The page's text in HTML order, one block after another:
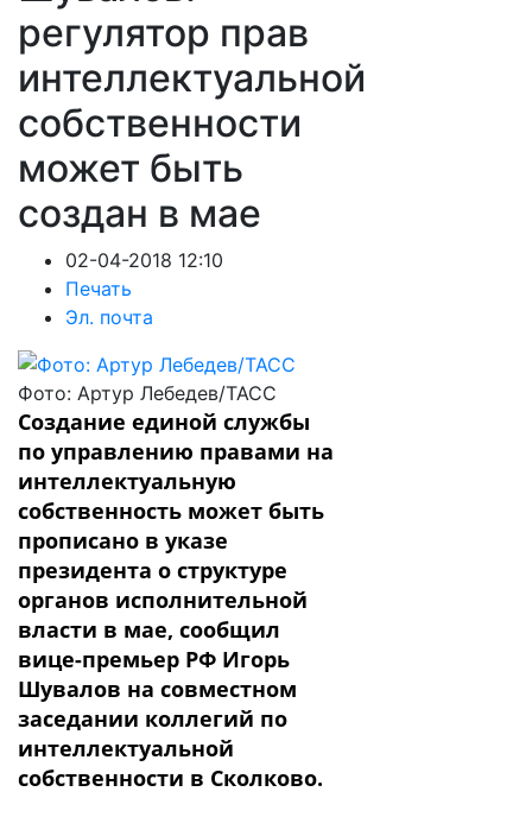
регулятор прав
интеллектуальной
собственности
может быть
создан в мае
02-04-2018 12:10
Печать
Эл. почта
Фото: Артур Лебедев/ТАСС
Создание единой службы
по управлению правами на
интеллектуальную
собственность может быть
прописано в указе
президента о структуре
органов исполнительной
власти в мае, сообщил
вице-премьер РФ Игорь
Шувалов на совместном
заседании коллегий по
интеллектуальной
собственности в Сколково.